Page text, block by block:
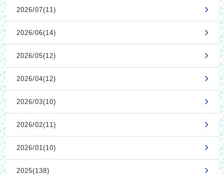
2026/07(11)
2026/06(14)
2026/05(12)
2026/04(12)
2026/03(10)
2026/02(11)
2026/01(10)
2025(138)